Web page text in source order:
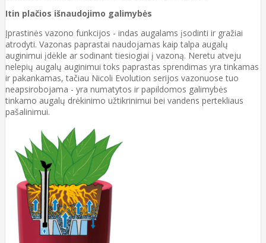
Itin plačios išnaudojimo galimybės
Įprastinės vazono funkcijos - indas augalams įsodinti ir gražiai
atrodyti. Vazonas paprastai naudojamas kaip talpa augalų
auginimui įdėkle ar sodinant tiesiogiai į vazoną. Neretu atveju
nelepių augalų auginimui toks paprastas sprendimas yra tinkamas
ir pakankamas, tačiau Nicoli Evolution serijos vazonuose tuo
neapsirobojama - yra numatytos ir papildomos galimybės
tinkamo augalų drėkinimo užtikrinimui bei vandens pertekliaus
pašalinimui.